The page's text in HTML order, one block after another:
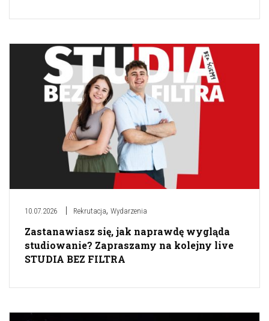
10.07.2026 Rekrutacja, Wydarzenia
Zastanawiasz się, jak naprawdę wygląda
studiowanie? Zapraszamy na kolejny live
STUDIA BEZ FILTRA